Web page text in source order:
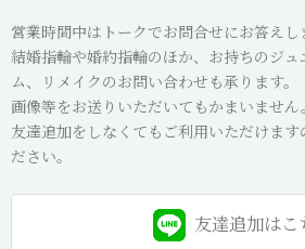
営業時間中はトークでお問合せにお答えし
結婚指輪や婚約指輪のほか、お持ちのジ
ム、リメイクのお問い合わせも承ります。
画像等をお送りいただいてもかまいません。
友達追加をしなくてもご利用いただけます
ださい。
友達追加はこ